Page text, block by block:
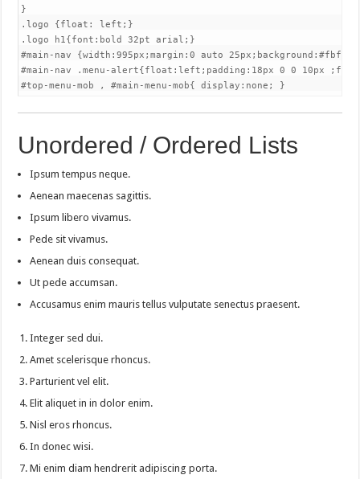
}
.logo {float: left;}
.logo h1{font:bold 32pt arial;}
#main-nav {width:995px;margin:0 auto
#main-nav .menu-alert{float:left;padding:18px 0 0 10px
#top-menu-mob , #main-menu-mob{ display:none; }
Unordered / Ordered Lists
Ipsum tempus neque.
Aenean maecenas sagittis.
Ipsum libero vivamus.
Pede sit vivamus.
Aenean duis consequat.
Ut pede accumsan.
Accusamus enim mauris tellus vulputate senectus praesent.
Integer sed dui.
Amet scelerisque rhoncus.
Parturient vel elit.
Elit aliquet in in dolor enim.
Nisl eros rhoncus.
In donec wisi.
Mi enim diam hendrerit adipiscing porta.